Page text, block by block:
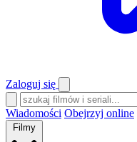
Zaloguj się
Wiadomości Obejrzyj online
Filmy